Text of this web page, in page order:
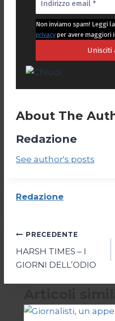
Non inviamo spam! Leggi
privacy per avere maggiori
About The
Redazione
See author's posts
Redazione
Navigazione
articoli
PRECEDENTE
HARSH TIMES – I
GIORNI DELL’ODIO